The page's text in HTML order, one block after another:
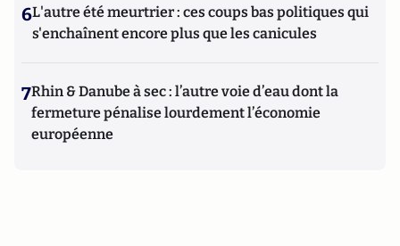
6L'autre été meurtrier : ces coups bas politiques qui
s'enchaînent encore plus que les canicules
7Rhin & Danube à sec : l’autre voie d’eau dont la
fermeture pénalise lourdement l’économie
européenne